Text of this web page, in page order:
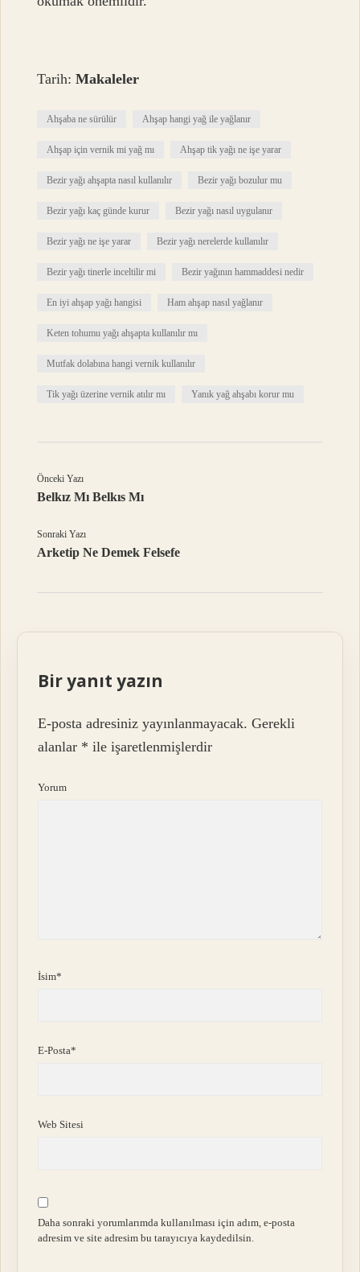
Tarih:Makaleler
Ahşaba ne sürülür Ahşap hangi yağ ile yağlanır
Ahşap için vernik mi yağ mı Ahşap tik yağı ne işe yarar
Bezir yağı ahşapta nasıl kullanılır Bezir yağı bozulur mu
Bezir yağı kaç günde kurur Bezir yağı nasıl uygulanır
Bezir yağı ne işe yarar Bezir yağı nerelerde kullanılır
Bezir yağı tinerle inceltilir mi Bezir yağının hammaddesi nedir
En iyi ahşap yağı hangisi Ham ahşap nasıl yağlanır
Keten tohumu yağı ahşapta kullanılır mı
Mutfak dolabına hangi vernik kullanılır
Tik yağı üzerine vernik atılır mı Yanık yağ ahşabı korur mu
Önceki Yazı
Belkız Mı Belkıs Mı
Sonraki Yazı
Arketip Ne Demek Felsefe
Bir yanıt yazın
E-posta adresiniz yayınlanmayacak. Gerekli
alanlar * ile işaretlenmişlerdir
Yorum
İsim*
E-Posta*
Web Sitesi
Daha sonraki yorumlarımda kullanılması için adım, e-posta
adresim ve site adresim bu tarayıcıya kaydedilsin.